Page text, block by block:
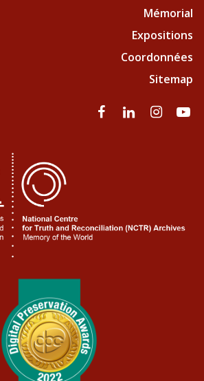
Mémorial
Expositions
Coordonnées
Sitemap